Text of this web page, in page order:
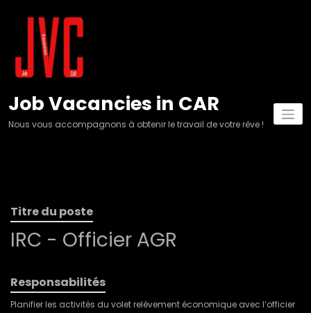
Job Vacancies in CAR
Nous vous accompagnons à obtenir le travail de votre rêve !
Titre du poste
IRC - Officier AGR
Responsabilités
Planifier les activités du volet relèvement économique avec l’officier